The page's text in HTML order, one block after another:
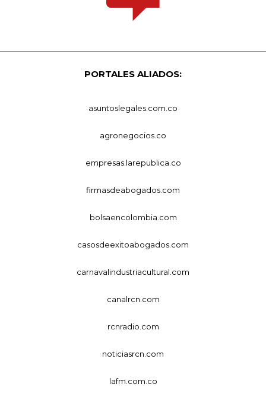
PORTALES ALIADOS:
asuntoslegales.com.co
agronegocios.co
empresas.larepublica.co
firmasdeabogados.com
bolsaencolombia.com
casosdeexitoabogados.com
carnavalindustriacultural.com
canalrcn.com
rcnradio.com
noticiasrcn.com
lafm.com.co